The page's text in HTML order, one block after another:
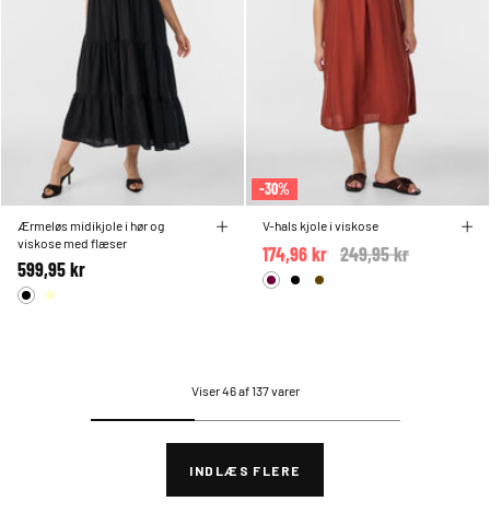
Ærmeløs midikjole i hør og
viskose med flæser
599,95 kr
-30%
V-hals kjole i viskose
Price reduced from
249,95 kr
174,96 kr
Viser 46 af 137 varer
INDLÆS FLERE